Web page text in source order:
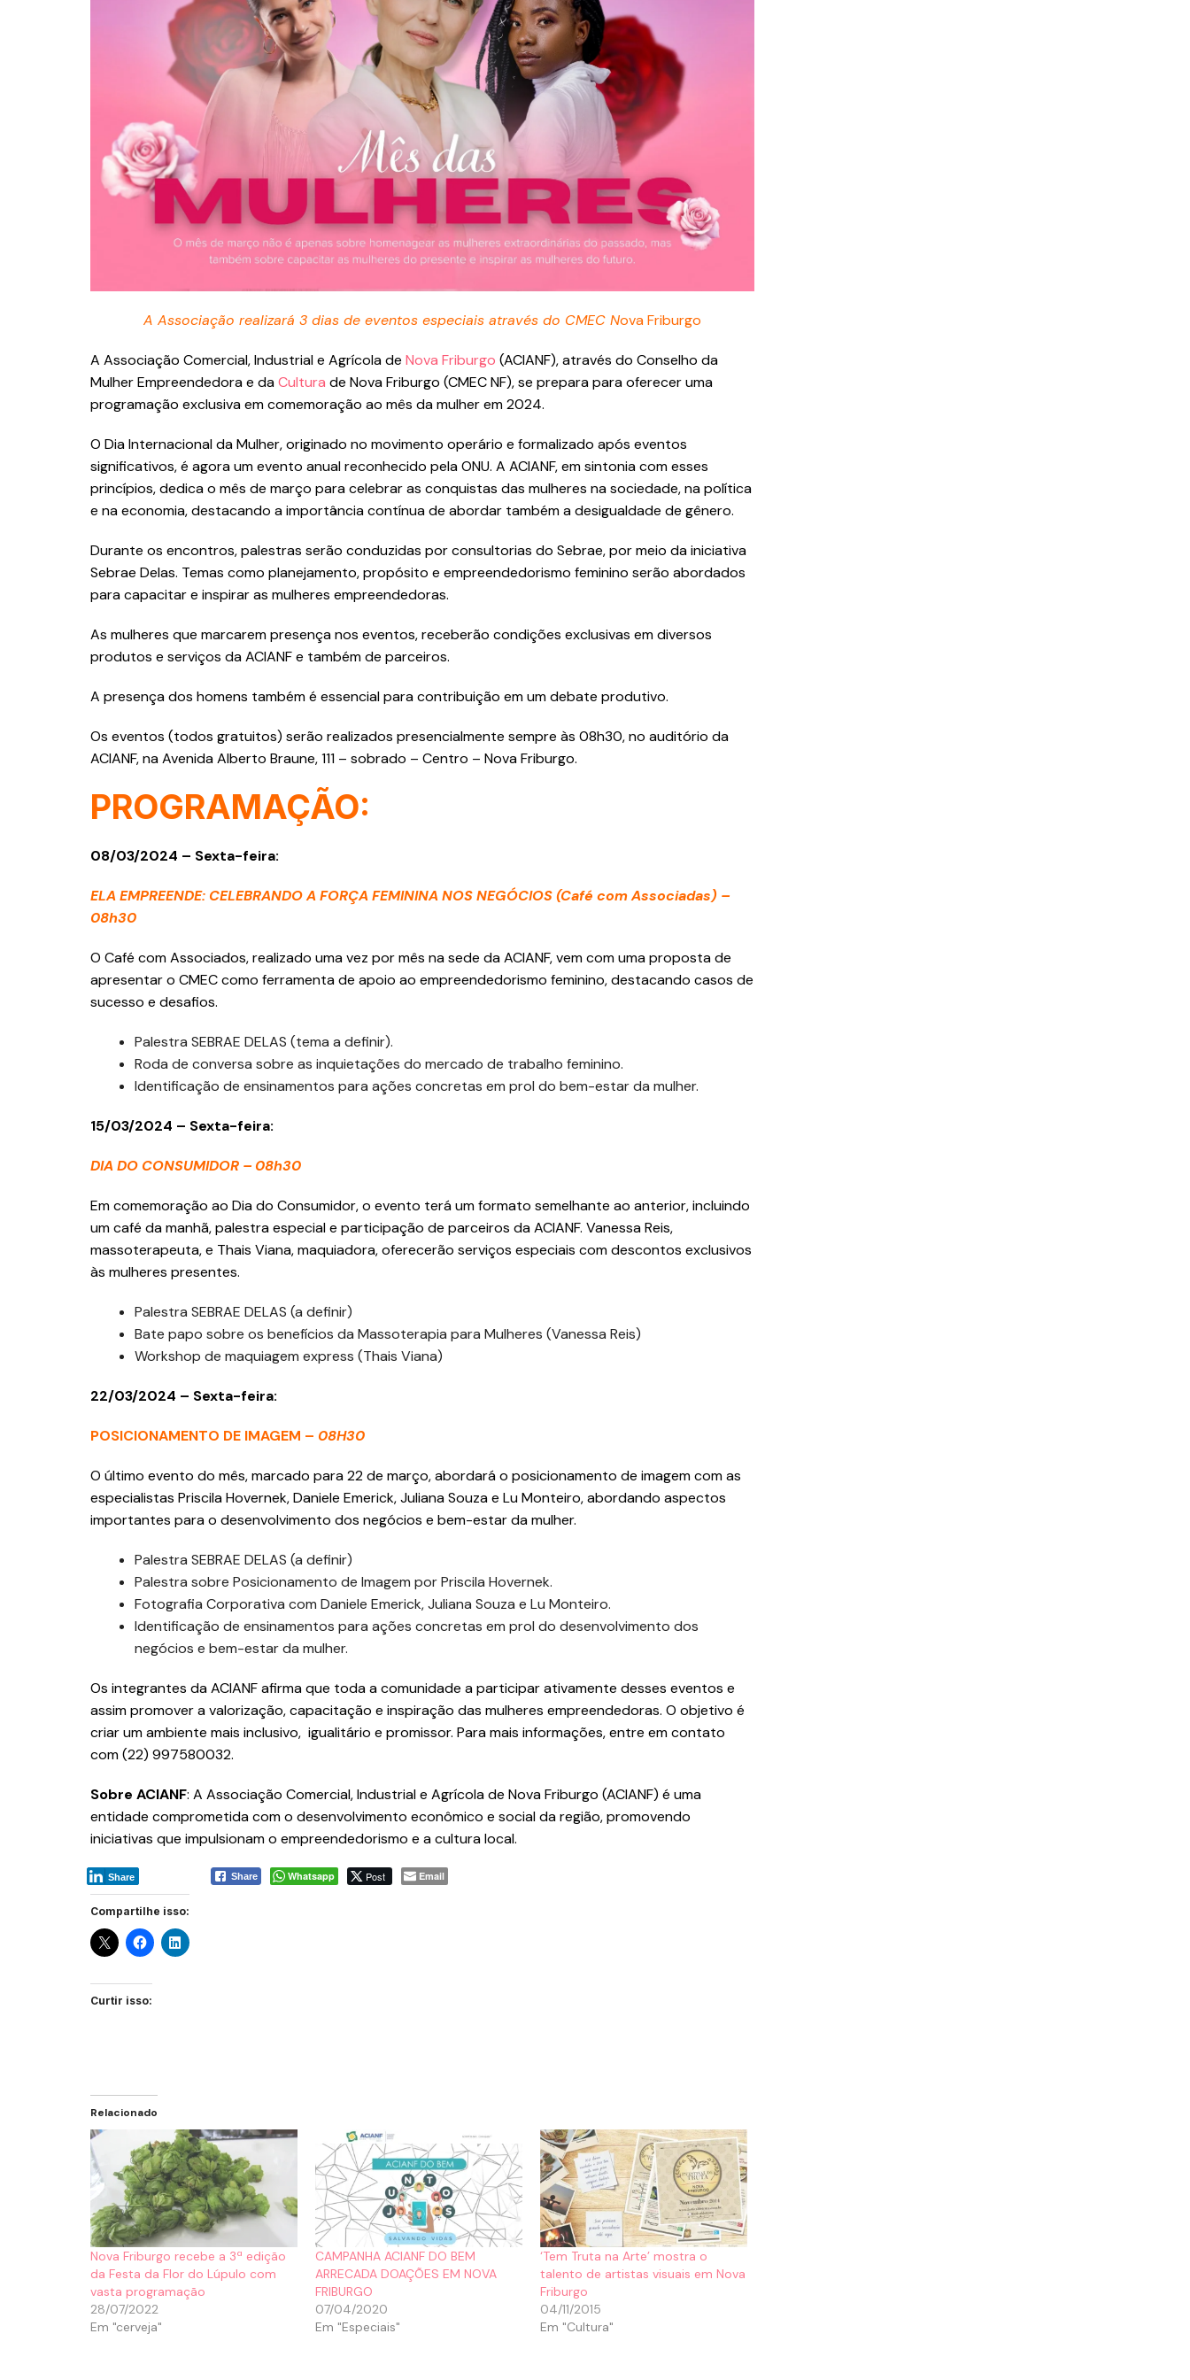
A Associação realizará 3 dias de eventos especiais através do CMEC Nova Friburgo
A Associação Comercial, Industrial e Agrícola de Nova Friburgo (ACIANF), através do Conselho da
Mulher Empreendedora e daCultura de Nova Friburgo (CMEC NF), se prepara para oferecer uma
programação exclusiva em comemoração ao mês da mulher em 2024.
O Dia Internacional da Mulher, originado no movimento operário e formalizado após eventos
significativos, é agora um evento anual reconhecido pela ONU. A ACIANF, em sintonia com esses
princípios, dedica o mês de março para celebrar as conquistas das mulheres na sociedade, na política
e na economia, destacando a importância contínua de abordar também a desigualdade de gênero.
Durante os encontros, palestras serão conduzidas por consultorias do Sebrae, por meio da iniciativa
Sebrae Delas. Temas como planejamento, propósito e empreendedorismo feminino serão abordados
para capacitar e inspirar as mulheres empreendedoras.
As mulheres que marcarem presença nos eventos, receberão condições exclusivas em diversos
produtos e serviços da ACIANF e também de parceiros.
A presença dos homens também é essencial para contribuição em um debate produtivo.
Os eventos (todos gratuitos) serão realizados presencialmente sempre às 08h30, no auditório da
ACIANF, na Avenida Alberto Braune, 111 – sobrado – Centro – Nova Friburgo.
PROGRAMAÇÃO:
08/03/2024 – Sexta-feira:
ELA EMPREENDE: CELEBRANDO A FORÇA FEMININA NOS NEGÓCIOS (Café com Associadas) –
08h30
O Café com Associados, realizado uma vez por mês na sede da ACIANF, vem com uma proposta de
apresentar o CMEC como ferramenta de apoio ao empreendedorismo feminino, destacando casos de
sucesso e desafios.
Palestra SEBRAE DELAS (tema a definir).
Roda de conversa sobre as inquietações do mercado de trabalho feminino.
Identificação de ensinamentos para ações concretas em prol do bem-estar da mulher.
15/03/2024 – Sexta-feira:
DIA DO CONSUMIDOR – 08h30
Em comemoração ao Dia do Consumidor, o evento terá um formato semelhante ao anterior, incluindo
um café da manhã, palestra especial e participação de parceiros da ACIANF. Vanessa Reis,
massoterapeuta, e Thais Viana, maquiadora, oferecerão serviços especiais com descontos exclusivos
às mulheres presentes.
Palestra SEBRAE DELAS (a definir)
Bate papo sobre os benefícios da Massoterapia para Mulheres (Vanessa Reis)
Workshop de maquiagem express (Thais Viana)
22/03/2024 – Sexta-feira:
POSICIONAMENTO DE IMAGEM – 08H30
O último evento do mês, marcado para 22 de março, abordará o posicionamento de imagem com as
especialistas Priscila Hovernek, Daniele Emerick, Juliana Souza e Lu Monteiro, abordando aspectos
importantes para o desenvolvimento dos negócios e bem-estar da mulher.
Palestra SEBRAE DELAS (a definir)
Palestra sobre Posicionamento de Imagem por Priscila Hovernek.
Fotografia Corporativa com Daniele Emerick, Juliana Souza e Lu Monteiro.
Identificação de ensinamentos para ações concretas em prol do desenvolvimento dos
negócios e bem-estar da mulher.
Os integrantes da ACIANF afirma que toda a comunidade a participar ativamente desses eventos e
assim promover a valorização, capacitação e inspiração das mulheres empreendedoras. O objetivo é
criar um ambiente mais inclusivo, igualitário e promissor. Para mais informações, entre em contato
com (22) 997580032.
Sobre ACIANF: A Associação Comercial, Industrial e Agrícola de Nova Friburgo (ACIANF) é uma
entidade comprometida com o desenvolvimento econômico e social da região, promovendo
iniciativas que impulsionam o empreendedorismo e a cultura local.
Share Whatsapp Post Email
Share
Compartilhe isso:
Curtir isso:
Relacionado
Nova Friburgo recebe a 3ª edição
da Festa da Flor do Lúpulo com
vasta programação
28/07/2022
Em "cerveja"
CAMPANHA ACIANF DO BEM
ARRECADA DOAÇÕES EM NOVA
FRIBURGO
07/04/2020
Em "Especiais"
‘Tem Truta na Arte’ mostra o
talento de artistas visuais em Nova
Friburgo
04/11/2015
Em "Cultura"